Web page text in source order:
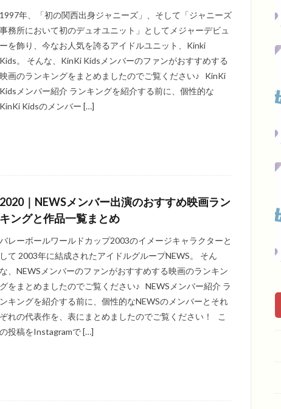
1997年、「初の関西出身ジャニーズ」、そして「ジャニーズ
事務所において初のデュオユニット」としてメジャーデビュ
ーを飾り、今なお人気を誇るアイドルユニット、Kinki
Kids。 そんな、KinKi Kidsメンバーのファンがおすすめする
映画のランキングをまとめましたのでご覧ください♪ KinKi
Kidsメンバー紹介 ランキングを紹介する前に、個性的な
KinKi Kidsのメンバー […]
2020｜NEWSメンバー出演のおすすめ映画ラン
キングと作品一覧まとめ
バレーボールワールドカップ2003のイメージキャラクターと
して 2003年に結成されたアイドルグループNEWS。 そん
な、NEWSメンバーのファンがおすすめする映画のランキン
グをまとめましたのでご覧ください♪ NEWSメンバー紹介 ラ
ンキングを紹介する前に、個性的なNEWSのメンバーとそれ
ぞれの代表作を、表にまとめましたのでご覧ください！ こ
の投稿をInstagramで […]